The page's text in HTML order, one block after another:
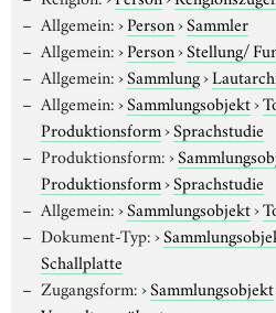
Allgemein:›Person›Sammler
Allgemein:›Person›Stellung/
Allgemein:›Sammlung›
Allgemein:›Sammlungsobjekt›
Produktionsform›Sprachstudie
Produktionsform:›
Produktionsform›Sprachstudie
Allgemein:›Sammlungsobjekt›
Dokument-Typ:›
Schallplatte
Zugangsform:›Sammlungsobjekt